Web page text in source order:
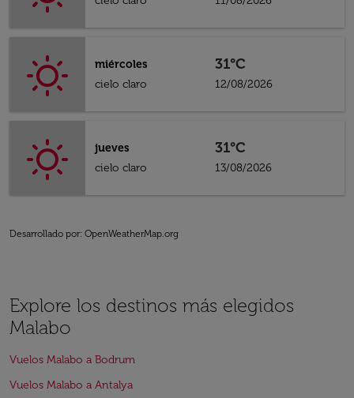
miércoles
cielo claro
31°C
12/08/2026
jueves
cielo claro
31°C
13/08/2026
Desarrollado por: OpenWeatherMap.org
Explore los destinos más elegidos
Malabo
Vuelos Malabo a Bodrum
Vuelos Malabo a Antalya